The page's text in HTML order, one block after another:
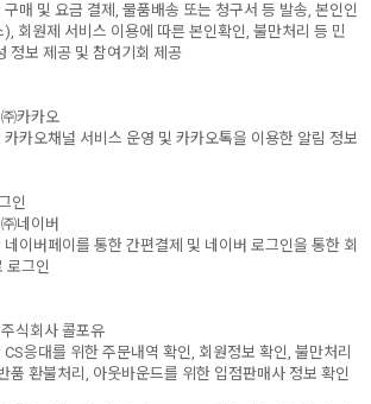
매 및 요금 결제, 물품배송 또는 청구서 등 발송, 본인인
회원제 서비스 이용에 따른 본인확인, 불만처리 등 민
정보 제공 및 참여기회 제공
카카오
카오채널 서비스 운영 및 카카오톡을 이용한 알림 정보
인
네이버
이버페이를 통한 간편결제 및 네이버 로그인을 통한 회
로그인
식회사 콜포유
응대를 위한 주문내역 확인, 회원정보 확인, 불만처리
품 환불처리, 아웃바운드를 위한 입점판매사 정보 확인